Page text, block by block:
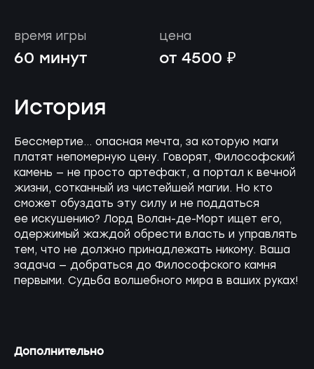
время игры
60 минут
цена
от 4500 ₽
История
Бессмертие... опасная мечта, за которую маги
платят непомерную цену. Говорят, Философский
камень — не просто артефакт, а портал к вечной
жизни, сотканный из чистейшей магии. Но кто
сможет обуздать эту силу и не поддаться
ее искушению? Лорд Волан-де-Морт ищет его,
одержимый жаждой обрести власть и управлять
тем, что не должно принадлежать никому. Ваша
задача — добраться до Философского камня
первыми. Судьба волшебного мира в ваших руках!
Дополнительно